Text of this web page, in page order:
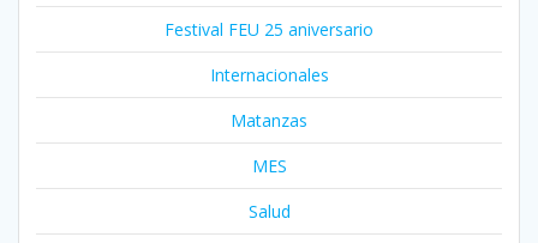
Festival FEU 25 aniversario
Internacionales
Matanzas
MES
Salud